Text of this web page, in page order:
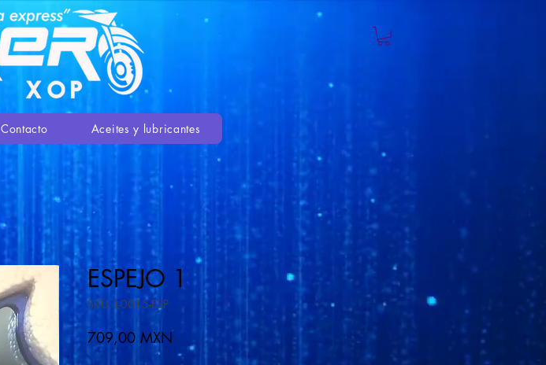
Contacto Aceites y lubricantes
ESPEJO 1
SKU: L-0015-ESP
709,00 MXNPrecio